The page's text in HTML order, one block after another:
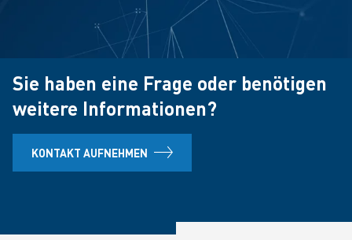
Sie haben eine Frage oder benötigen
weitere Informationen?
KONTAKT AUFNEHMEN